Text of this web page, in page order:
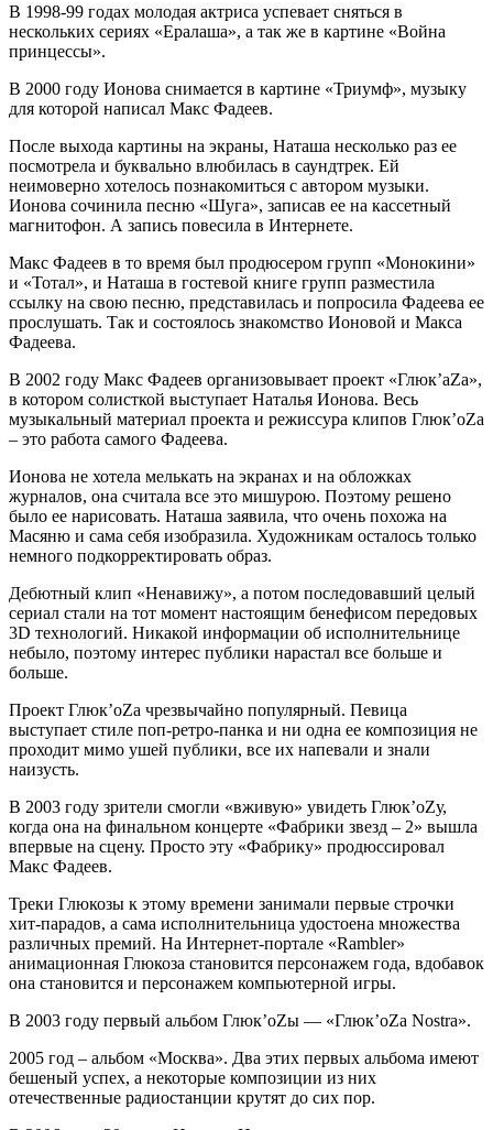
В 1998-99 годах молодая актриса успевает сняться в
нескольких сериях «Ералаша», а так же в картине «Война
принцессы».
В 2000 году Ионова снимается в картине «Триумф», музыку
для которой написал Макс Фадеев.
После выхода картины на экраны, Наташа несколько раз ее
посмотрела и буквально влюбилась в саундтрек. Ей
неимоверно хотелось познакомиться с автором музыки.
Ионова сочинила песню «Шуга», записав ее на кассетный
магнитофон. А запись повесила в Интернете.
Макс Фадеев в то время был продюсером групп «Монокини»
и «Тотал», и Наташа в гостевой книге групп разместила
ссылку на свою песню, представилась и попросила Фадеева ее
прослушать. Так и состоялось знакомство Ионовой и Макса
Фадеева.
В 2002 году Макс Фадеев организовывает проект «Глюк’аZа»,
в котором солисткой выступает Наталья Ионова. Весь
музыкальный материал проекта и режиссура клипов Глюк’оZа
– это работа самого Фадеева.
Ионова не хотела мелькать на экранах и на обложках
журналов, она считала все это мишурою. Поэтому решено
было ее нарисовать. Наташа заявила, что очень похожа на
Масяню и сама себя изобразила. Художникам осталось только
немного подкорректировать образ.
Дебютный клип «Ненавижу», а потом последовавший целый
сериал стали на тот момент настоящим бенефисом передовых
3D технологий. Никакой информации об исполнительнице
небыло, поэтому интерес публики нарастал все больше и
больше.
Проект Глюк’oZa чрезвычайно популярный. Певица
выступает стиле поп-ретро-панка и ни одна ее композиция не
проходит мимо ушей публики, все их напевали и знали
наизусть.
В 2003 году зрители смогли «вживую» увидеть Глюк’oZу,
когда она на финальном концерте «Фабрики звезд – 2» вышла
впервые на сцену. Просто эту «Фабрику» продюссировал
Макс Фадеев.
Треки Глюкозы к этому времени занимали первые строчки
хит-парадов, а сама исполнительница удостоена множества
различных премий. На Интернет-портале «Rambler»
анимационная Глюкоза становится персонажем года, вдобавок
она становится и персонажем компьютерной игры.
В 2003 году первый альбом Глюк’oZы — «Глюк’oZa Nostra».
2005 год – альбом «Москва». Два этих первых альбома имеют
бешеный успех, а некоторые композиции из них
отечественные радиостанции крутят до сих пор.